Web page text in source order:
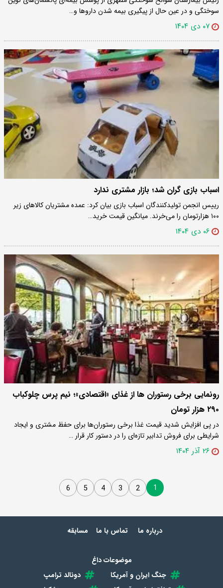
سوختگی و در عین حال از پیگیری بیمه شدن داروها و…
۰۷ دی ۱۴۰۴
اسباب بازی گران شد؛ بازار مشتری ندارد
رییس انجمن تولیدکنندگان اسباب بازی بیان کرد: عمده مشتریان کالاهای زیر
۱۰۰ هزارتومان را می‌خرند. میانگین قیمت خرید…
۰۶ دی ۱۴۰۴
رونمایی برخی رستوران ها از غذای «اقتصادی»؛ نیم پرس چلوکباب
۲۹۰ هزار تومان
در پی افزایش شدید قیمت غذا برخی رستوران‌ها برای حفظ مشتری و ایجاد
شرایطی برای فروش تدابیر تازه‌ای را در دستور کار قرار …
۲۶ آذر ۱۴۰۴
1
2
3
4
5
6
درباره ما تماس با ما مسابقه
موضوعات داغ
جنگ ایران و آمریکا
دونالد ترامپ